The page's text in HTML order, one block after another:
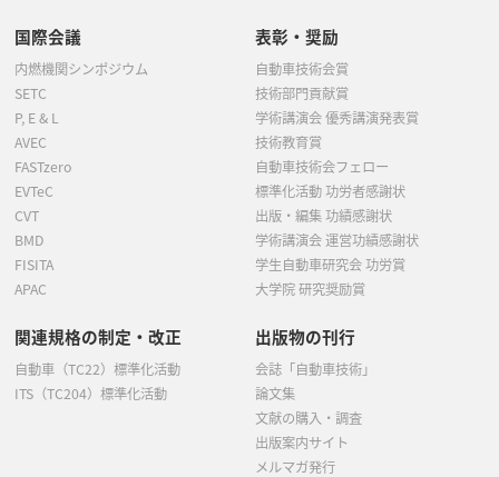
国際会議
内燃機関シンポジウム
SETC
P, E & L
AVEC
FASTzero
EVTeC
CVT
BMD
FISITA
APAC
表彰・奨励
自動車技術会賞
技術部門貢献賞
学術講演会 優秀講演発表賞
技術教育賞
自動車技術会フェロー
標準化活動 功労者感謝状
出版・編集 功績感謝状
学術講演会 運営功績感謝状
学生自動車研究会 功労賞
大学院 研究奨励賞
関連規格の制定・改正
自動車（TC22）標準化活動
ITS（TC204）標準化活動
出版物の刊行
会誌「自動車技術」
論文集
文献の購入・調査
出版案内サイト
メルマガ発行